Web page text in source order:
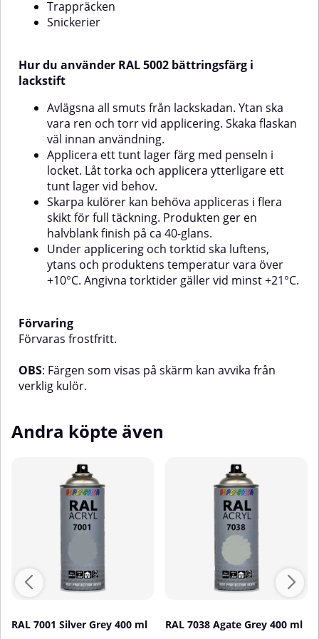
återges på skärmen kan avvika
från den verkliga kulören.
på skärm kan avvika något från
Trappräcken
Snickerier
Hur du använder RAL 5002 bättringsfärg i
lackstift
Avlägsna all smuts från lackskadan. Ytan ska
vara ren och torr vid applicering. Skaka flaskan
väl innan användning.
Applicera ett tunt lager färg med penseln i
locket. Låt torka och applicera ytterligare ett
tunt lager vid behov.
Skarpa kulörer kan behöva appliceras i flera
skikt för full täckning. Produkten ger en
halvblank finish på ca 40-glans.
Under applicering och torktid ska luftens,
ytans och produktens temperatur vara över
+10°C. Angivna torktider gäller vid minst +21°C.
Förvaring
Förvaras frostfritt.
OBS: Färgen som visas på skärm kan avvika från
verklig kulör.
Andra köpte även
RAL 7001 Silver Grey 400 ml RAL 7038 Agate Grey 400 ml